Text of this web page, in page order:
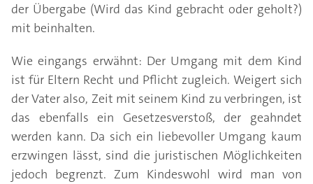
der Übergabe (Wird das Kind gebracht oder geholt?)
mit beinhalten.
Wie eingangs erwähnt: Der Umgang mit dem Kind
ist für Eltern Recht und Pflicht zugleich. Weigert sich
der Vater also, Zeit mit seinem Kind zu verbringen, ist
das ebenfalls ein Gesetzesverstoß, der geahndet
werden kann. Da sich ein liebevoller Umgang kaum
erzwingen lässt, sind die juristischen Möglichkeiten
jedoch begrenzt. Zum Kindeswohl wird man von